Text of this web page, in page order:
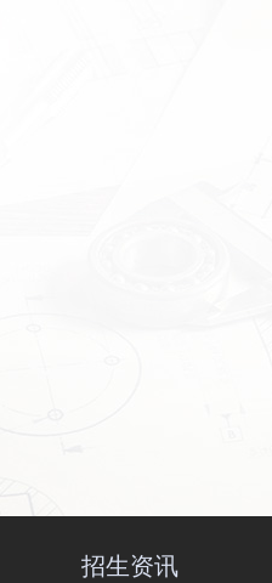
招生资讯